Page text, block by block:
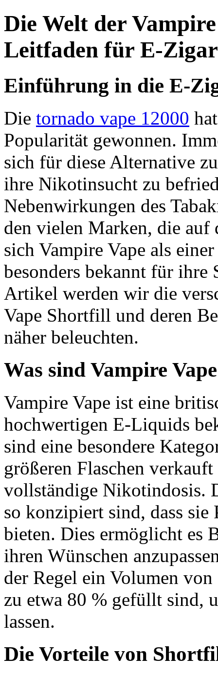
Die Welt der
Leitfaden für E-
Einführung in die E-
Die tornado vape 12000
Popularität gewonnen.
sich für diese Alternative
ihre Nikotinsucht zu
Nebenwirkungen des
den vielen Marken, die
sich Vampire Vape als
besonders bekannt für
Artikel werden wir die
Vape Shortfill und deren
näher beleuchten.
Was sind Vampire
Vampire Vape ist eine
hochwertigen E-Liquids
sind eine besondere
größeren Flaschen
vollständige Nikotindosis.
so konzipiert sind, dass
bieten. Dies ermöglicht es
ihren Wünschen
der Regel ein Volumen
zu etwa 80 % gefüllt sind,
lassen.
Die Vorteile von